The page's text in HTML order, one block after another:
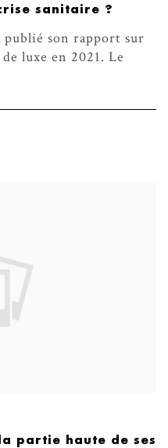
sanitaire ?
publié son rapport sur
luxe en 2021. Le
partie haute de ses